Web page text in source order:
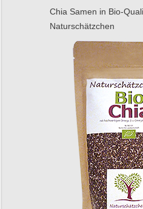
Chia Samen in Bio-
Naturschätzchen